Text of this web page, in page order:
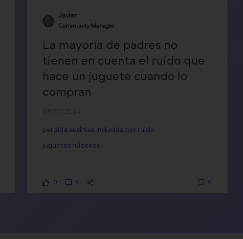
Javier
Community Manager
La mayoría de padres no
tienen en cuenta el ruido que
hace un juguete cuando lo
compran
pérdida auditiva inducida por ruido
juguetes ruidosos
0 0 0